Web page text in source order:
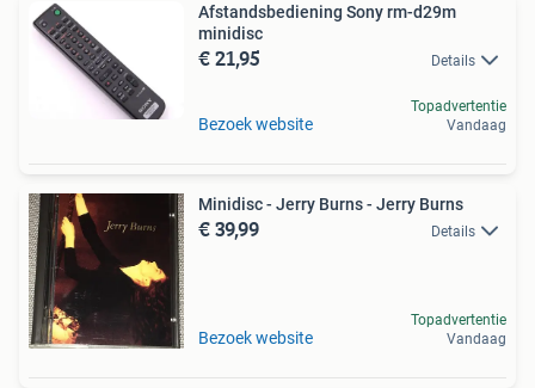
Afstandsbediening Sony rm-d29m
minidisc
€ 21,95 Details
Bezoek website
Topadvertentie
Vandaag
Minidisc - Jerry Burns - Jerry Burns
€ 39,99 Details
Bezoek website
Topadvertentie
Vandaag